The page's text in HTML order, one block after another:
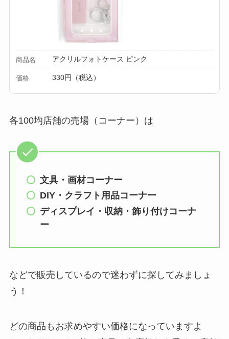
商品名 アクリルフォトケース ピンク
価格 330円（税込）
各100均店舗の売場（コーナー）は
文具・画材コーナー
DIY・クラフト用品コーナー
ディスプレイ・収納・飾り付けコーナ
ー
などで販売しているので迷わずに探してみましょ
う！
どの商品もお求めやすい価格になっていますよ